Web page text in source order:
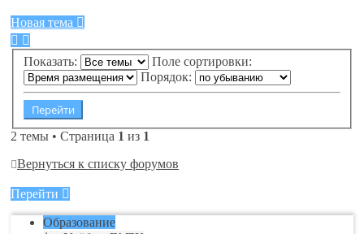
Новая тема
Показать:
Поле сортировки:
Порядок:
2 темы • Страница 1 из 1
Вернуться к списку форумов
Перейти
Образование